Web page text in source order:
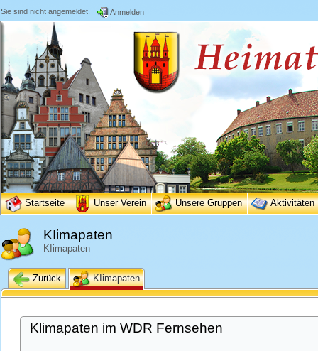
Sie sind nicht angemeldet. Anmelden
Startseite Unser Verein Unsere Gruppen Aktivitäten
KIimapaten
KIimapaten
Zurück KIimapaten
Klimapaten im WDR Fernsehen